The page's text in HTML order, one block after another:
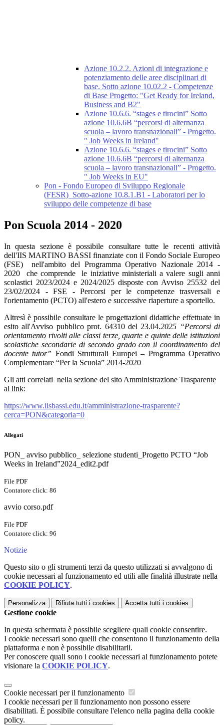
Azione 10.2.2. Azioni di integrazione e
potenziamento delle aree disciplinari di
base. Sotto azione 10.02.2 - Competenze
di Base Progetto: "Get Ready for Ireland,
Business and B2"
Azione 10.6.6. “stages e tirocini” Sotto
azione 10.6.6B “percorsi di alternanza
scuola – lavoro transnazionali” - Progetto.
" Job Weeks in Ireland"
Azione 10.6.6. “stages e tirocini” Sotto
azione 10.6.6B “percorsi di alternanza
scuola – lavoro transnazionali” - Progetto.
" Job Weeks in EU"
Pon - Fondo Europeo di Sviluppo Regionale
(FESR)_Sotto-azione 10.8.1.B1 - Laboratori per lo
sviluppo delle competenze di base
Pon Scuola 2014 - 2020
In questa sezione è possibile consultare tutte le recenti attività
dell'IIS MARTINO BASSI finanziate con il Fondo Sociale Europeo
(FSE) nell'ambito del Programma Operativo Nazionale 2014 -
2020 che comprende le iniziative ministeriali a valere sugli anni
scolastici 2023/2024 e 2024/2025 disposte con Avviso 25532 del
23/02/2024 - FSE - Percorsi per le competenze trasversali e
l'orientamento (PCTO) all'estero e successive riaperture a sportello.
Altresì è possibile consultare le progettazioni didattiche effettuate in
esito all'Avviso pubblico prot. 64310 del 23.04.2025 “Percorsi di
orientamento rivolti alle classi terze, quarte e quinte delle istituzioni
scolastiche secondarie di secondo grado con il coordinamento del
docente tutor” Fondi Strutturali Europei – Programma Operativo
Complementare “Per la Scuola” 2014-2020
Gli atti correlati nella sezione del sito Amministrazione Trasparente
al link:
https://www.iisbassi.edu.it/amministrazione-trasparente?
cerca=PON&categoria=0
Allegati
PON_ avviso pubblico_ selezione studenti_Progetto PCTO “Job
Weeks in Ireland”2024_edit2.pdf
File PDF
Contatore click: 86
avvio corso.pdf
File PDF
Contatore click: 96
Notizie
Questo sito o gli strumenti terzi da questo utilizzati si avvalgono di
cookie necessari al funzionamento ed utili alle finalità illustrate nella
COOKIE POLICY.
Personalizza Rifiuta tutti i cookies Accetta tutti i cookies
Gestione cookie
In questa schermata è possibile scegliere quali cookie consentire.
I cookie necessari sono quelli che consentono il funzionamento della
piattaforma e non è possibile disabilitarli.
Per conoscere quali sono i cookie necessari al funzionamento potete
visionare la COOKIE POLICY.
Cookie necessari per il funzionamento
I cookie necessari per il funzionamento non possono essere
disabilitati. È possibile consultare l'elenco nella pagina della cookie
policy.